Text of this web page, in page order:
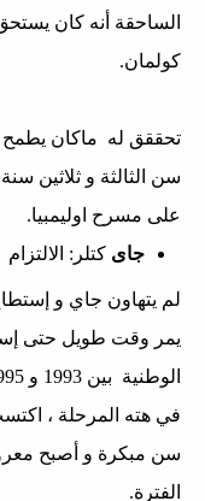
الساحقة أنه كان
كولمان.
تحققق له ماكان يطمح له فعلا و
سن الثالثة و ثلاثين
على مسرح اوليمبيا.
جاى كتلر: الالتزام
لم يتهاون جاي و
الوطنية بين 1993 و 1995.
في هته المرحلة ،
سن مبكرة و أصبح
الفترة.